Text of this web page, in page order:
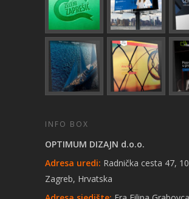
INFO BOX
OPTIMUM DIZAJN d.o.o.
Adresa uredi: Radnička cesta 47,
Zagreb, Hrvatska